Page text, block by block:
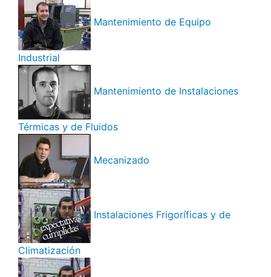
Mantenimiento de Equipo
Industrial
Mantenimiento de Instalaciones
Térmicas y de Fluidos
Mecanizado
Instalaciones Frigoríficas y de
Climatización